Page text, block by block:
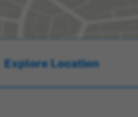
Explore Location